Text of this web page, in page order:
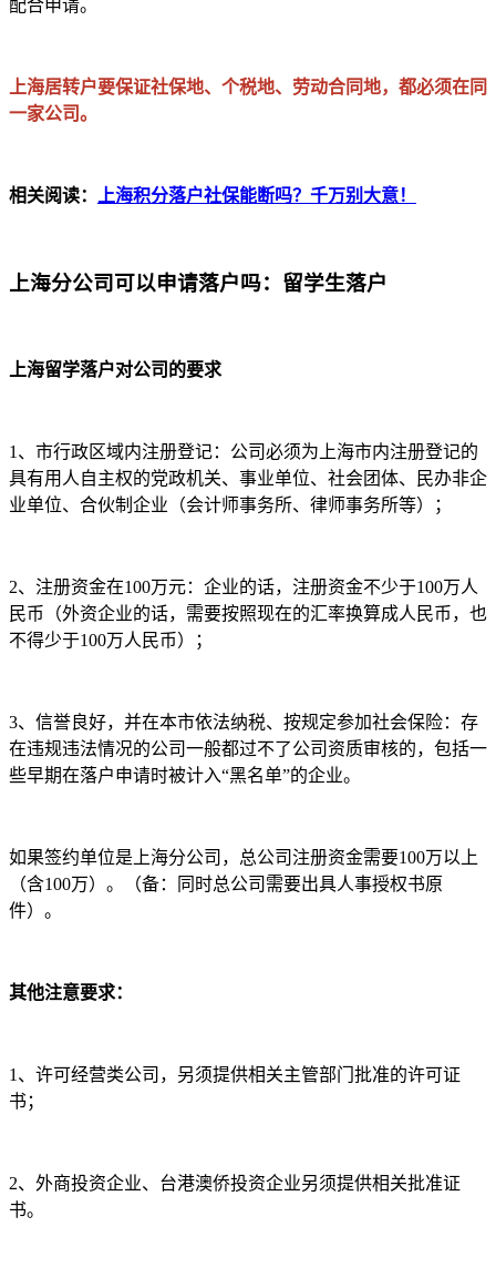
配合申请。
上海居转户要保证社保地、个税地、劳动合同地，都必须在同
一家公司。
相关阅读： 上海积分落户社保能断吗？千万别大意！
上海分公司可以申请落户吗：留学生落户
上海留学落户对公司的要求
1、市行政区域内注册登记：公司必须为上海市内注册登记的
具有用人自主权的党政机关、事业单位、社会团体、民办非企
业单位、合伙制企业（会计师事务所、律师事务所等）；
2、注册资金在100万元：企业的话，注册资金不少于100万人
民币（外资企业的话，需要按照现在的汇率换算成人民币，也
不得少于100万人民币）；
3、信誉良好，并在本市依法纳税、按规定参加社会保险：存
在违规违法情况的公司一般都过不了公司资质审核的，包括一
些早期在落户申请时被计入“黑名单”的企业。
如果签约单位是上海分公司，总公司注册资金需要100万以上
（含100万）。（备：同时总公司需要出具人事授权书原
件）。
其他注意要求：
1、许可经营类公司，另须提供相关主管部门批准的许可证
书；
2、外商投资企业、台港澳侨投资企业另须提供相关批准证
书。